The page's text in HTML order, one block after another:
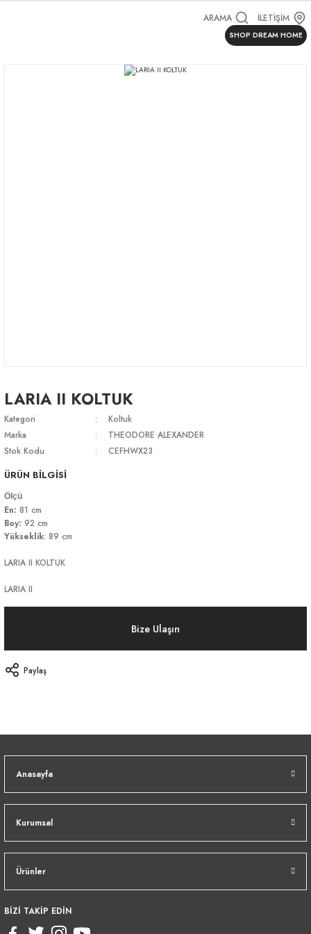
ARAMA İLETİŞİM
SHOP DREAM HOME
LARIA II KOLTUK
Kategori
Koltuk
Marka
THEODORE ALEXANDER
Stok Kodu
CEFHWX23
ÜRÜN BİLGİSİ
Ölçü
En: 81 cm
Boy: 92 cm
Yükseklik: 89 cm
LARIA II KOLTUK
LARIA II
Bize Ulaşın
Paylaş
Anasayfa
Kurumsal
Ürünler
BİZİ TAKİP EDİN